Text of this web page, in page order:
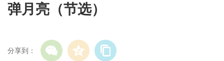
弹月亮（节选）
分享到：